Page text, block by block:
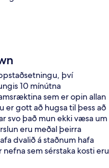
því
10 mínútna
sem er opin allan
er gott að hugsa til þess að
svo það mun ekki væsa um
eru meðal þeirra
dvalið á staðnum hafa
sem sérstaka kosti eru